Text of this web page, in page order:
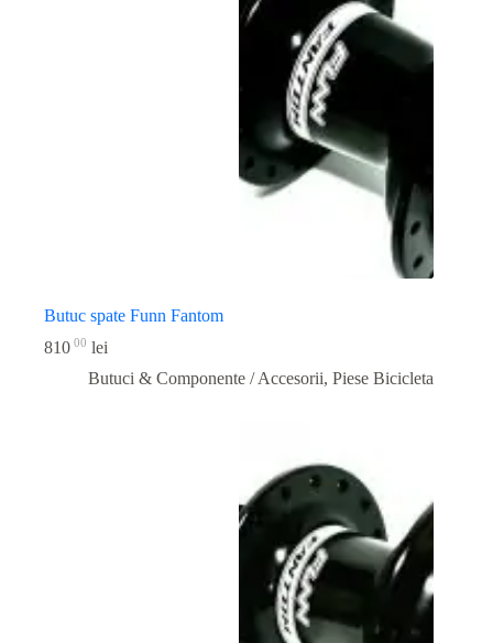
Butuc spate Funn Fantom
810 00 lei
Butuci & Componente / Accesorii, Piese Bicicleta